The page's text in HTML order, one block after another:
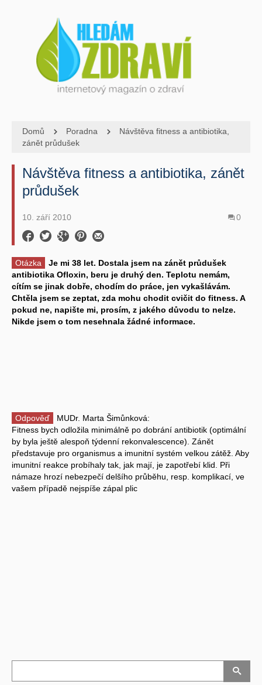
Domů Poradna
Návštěva fitness a antibiotika,
zánět průdušek
Návštěva fitness a antibiotika, zánět
průdušek
10. září 2010 0
Otázka
Je mi 38 let. Dostala jsem na zánět průdušek
antibiotika Ofloxin, beru je druhý den. Teplotu nemám,
cítím se jinak dobře, chodím do práce, jen vykašlávám.
Chtěla jsem se zeptat, zda mohu chodit cvičit do fitness. A
pokud ne, napište mi, prosím, z jakého důvodu to nelze.
Nikde jsem o tom nesehnala žádné informace.
Odpověď
MUDr. Marta Šimůnková:
Fitness bych odložila minimálně po dobrání antibiotik (optimální
by byla ještě alespoň týdenní rekonvalescence). Zánět
představuje pro organismus a imunitní systém velkou zátěž. Aby
imunitní reakce probíhaly tak, jak mají, je zapotřebí klid. Při
námaze hrozí nebezpečí delšího průběhu, resp. komplikací, ve
vašem případě nejspíše zápal plic